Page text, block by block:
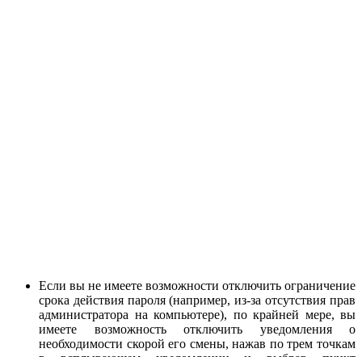
Если вы не имеете возможности отключить ограничение
срока действия пароля (например, из-за отсутствия прав
администратора на компьютере), по крайней мере, вы
имеете возможность отключить уведомления о
необходимости скорой его смены, нажав по трем точкам